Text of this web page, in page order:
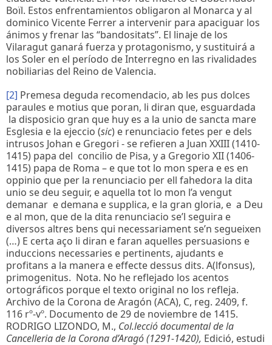
Boïl. Estos enfrentamientos obligaron al Monarca y al
dominico Vicente Ferrer a intervenir para apaciguar los
ánimos y frenar las “bandositats”. El linaje de los
Vilaragut ganará fuerza y protagonismo, y sustituirá a
los Soler en el período de Interregno en las rivalidades
nobiliarias del Reino de Valencia.
[2] Premesa deguda recomendacio, ab les pus dolces
paraules e motius que poran, li diran que, esguardada
la disposicio gran que huy es a la unio de sancta mare
Esglesia e la ejeccio (sic) e renunciacio fetes per e dels
intrusos Johan e Gregori - se refieren a Juan XXIII (1410-
1415) papa del concilio de Pisa, y a Gregorio XII (1406-
1415) papa de Roma – e que tot lo mon spera e es en
oppinio que per la renunciacio per ell fahedora la dita
unio se deu seguir, e aquella tot lo mon l’a vengut
demanar e demana e supplica, e la gran gloria, e a Deu
e al mon, que de la dita renunciacio se’l seguira e
diversos altres bens qui necessariament se’n segueixen
(…) E certa aço li diran e faran aquelles persuasions e
induccions necessaries e pertinents, ajudants e
profitans a la manera e effecte dessus dits. A(lfonsus),
primogenitus. Nota. No he reflejado los acentos
ortográficos porque el texto original no los refleja.
Archivo de la Corona de Aragón (ACA), C, reg. 2409, f.
116 rº-vº. Documento de 29 de noviembre de 1415.
RODRIGO LIZONDO, M., Col.lecció documental de la
Cancelleria de la Corona d’Aragó (1291-1420), Edició, estudi